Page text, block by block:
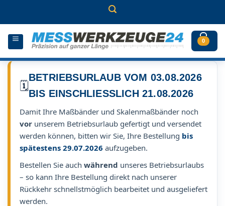
0
🗓️
BETRIEBSURLAUB VOM 03.08.2026
BIS EINSCHLIESSLICH 21.08.2026
Damit Ihre Maßbänder und Skalenmaßbänder noch
vor unserem Betriebsurlaub gefertigt und versendet
werden können, bitten wir Sie, Ihre Bestellung bis
spätestens 29.07.2026 aufzugeben.
Bestellen Sie auch während unseres Betriebsurlaubs
– so kann Ihre Bestellung direkt nach unserer
Rückkehr schnellstmöglich bearbeitet und ausgeliefert
werden.